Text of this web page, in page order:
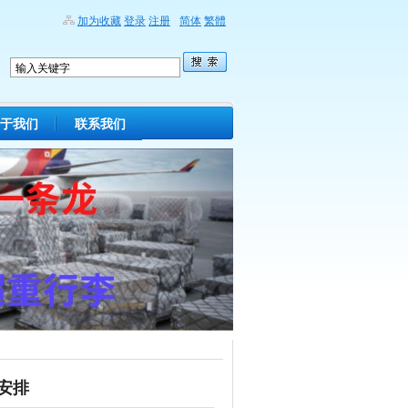
加为收藏 简体 繁體
登录 注册
我们 联系我们
排